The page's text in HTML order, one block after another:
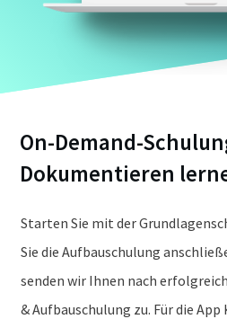
On-Demand-
Dokumentieren
Starten Sie mit der
Sie die Aufbauschulung
senden wir Ihnen nach
& Aufbauschulung zu. Für die App